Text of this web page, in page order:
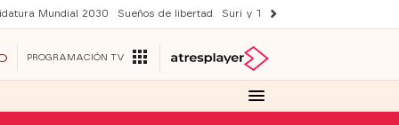
Mundial 2030 Sueños de libertad Suri y Tom Cruise
PROGRAMACIÓN TV